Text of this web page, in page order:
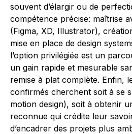
souvent d’élargir ou de
compétence précise: maîtrise
(Figma, XD, Illustrator),
mise en place de design
l’option privilégiée est un
un gain rapide et mesurable
remise à plat complète. Enfin,
confirmés cherchent soit à se
motion design), soit à obtenir
reconnue qui crédite leur
d’encadrer des projets plus